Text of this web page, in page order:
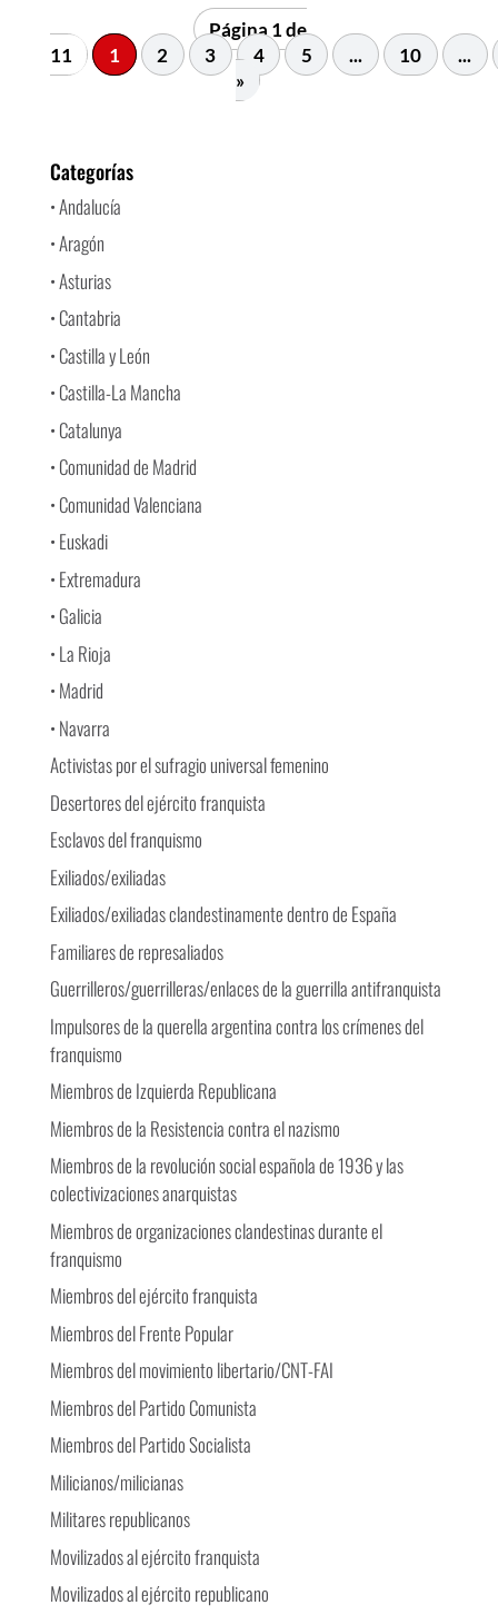
Página 1 de
11
1 2 3 4 5 ... 10
...
»
Categorías
• Andalucía
• Aragón
• Asturias
• Cantabria
• Castilla y León
• Castilla-La Mancha
• Catalunya
• Comunidad de Madrid
• Comunidad Valenciana
• Euskadi
• Extremadura
• Galicia
• La Rioja
• Madrid
• Navarra
Activistas por el sufragio universal femenino
Desertores del ejército franquista
Esclavos del franquismo
Exiliados/exiliadas
Exiliados/exiliadas clandestinamente dentro de España
Familiares de represaliados
Guerrilleros/guerrilleras/enlaces de la guerrilla antifranquista
Impulsores de la querella argentina contra los crímenes del
franquismo
Miembros de Izquierda Republicana
Miembros de la Resistencia contra el nazismo
Miembros de la revolución social española de 1936 y las
colectivizaciones anarquistas
Miembros de organizaciones clandestinas durante el
franquismo
Miembros del ejército franquista
Miembros del Frente Popular
Miembros del movimiento libertario/CNT-FAI
Miembros del Partido Comunista
Miembros del Partido Socialista
Milicianos/milicianas
Militares republicanos
Movilizados al ejército franquista
Movilizados al ejército republicano